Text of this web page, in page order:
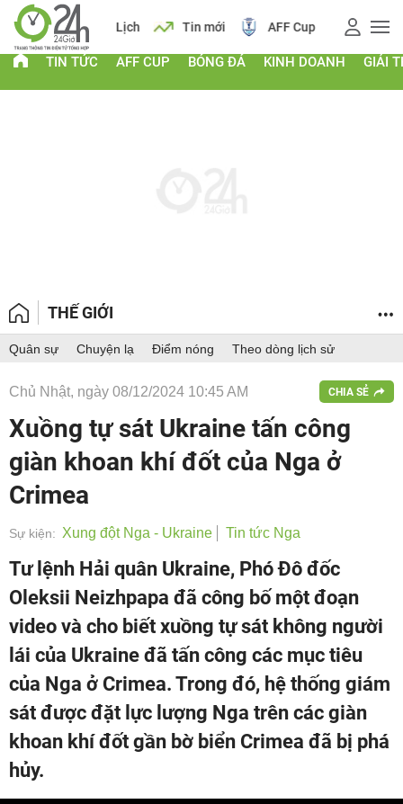
Lịch Tin mới AFF Cup Giá vàng
TIN TỨC AFF CUP BÓNG ĐÁ KINH DOANH GIẢI
THẾ GIỚI
Quân sự Chuyện lạ Điểm nóng Theo dòng lịch sử
Chủ Nhật, ngày 08/12/2024 10:45 AM CHIA SẺ
Xuồng tự sát Ukraine tấn công
giàn khoan khí đốt của Nga ở
Crimea
Sự kiện: Xung đột Nga - Ukraine Tin tức Nga
Tư lệnh Hải quân Ukraine, Phó Đô đốc
Oleksii Neizhpapa đã công bố một đoạn
video và cho biết xuồng tự sát không người
lái của Ukraine đã tấn công các mục tiêu
của Nga ở Crimea. Trong đó, hệ thống giám
sát được đặt lực lượng Nga trên các giàn
khoan khí đốt gần bờ biển Crimea đã bị phá
hủy.